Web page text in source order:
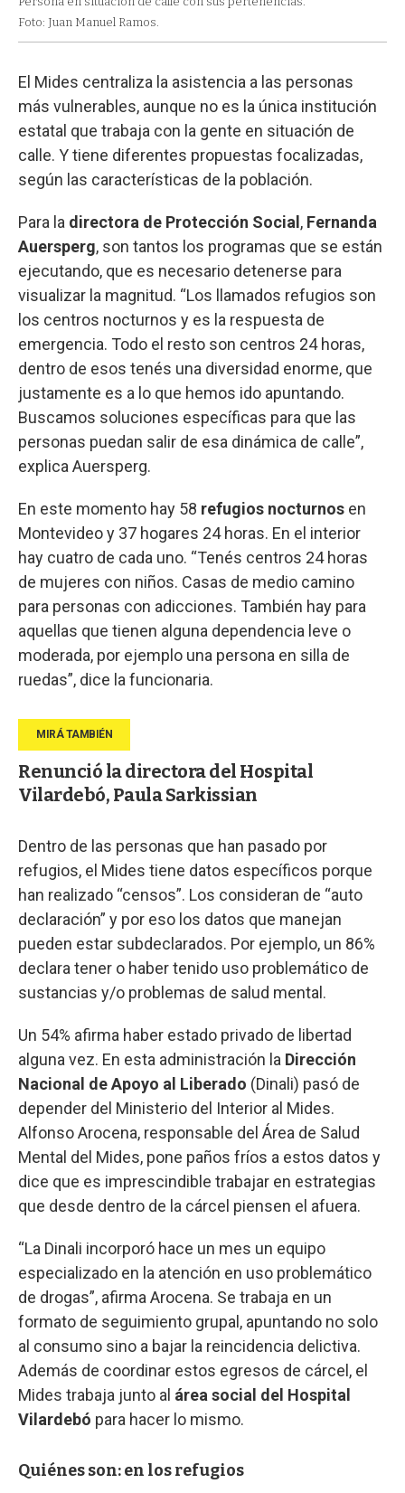
Foto: Juan Manuel Ramos.
El Mides centraliza la asistencia a las personas
más vulnerables, aunque no es la única institución
estatal que trabaja con la gente en situación de
calle. Y tiene diferentes propuestas focalizadas,
según las características de la población.
Para la directora de Protección Social, Fernanda
Auersperg, son tantos los programas que se están
ejecutando, que es necesario detenerse para
visualizar la magnitud. “Los llamados refugios son
los centros nocturnos y es la respuesta de
emergencia. Todo el resto son centros 24 horas,
dentro de esos tenés una diversidad enorme, que
justamente es a lo que hemos ido apuntando.
Buscamos soluciones específicas para que las
personas puedan salir de esa dinámica de calle”,
explica Auersperg.
En este momento hay 58 refugios nocturnos en
Montevideo y 37 hogares 24 horas. En el interior
hay cuatro de cada uno. “Tenés centros 24 horas
de mujeres con niños. Casas de medio camino
para personas con adicciones. También hay para
aquellas que tienen alguna dependencia leve o
moderada, por ejemplo una persona en silla de
ruedas”, dice la funcionaria.
Renunció la directora del Hospital
Vilardebó, Paula Sarkissian
Dentro de las personas que han pasado por
refugios, el Mides tiene datos específicos porque
han realizado “censos”. Los consideran de “auto
declaración” y por eso los datos que manejan
pueden estar subdeclarados. Por ejemplo, un 86%
declara tener o haber tenido uso problemático de
sustancias y/o problemas de salud mental.
Un 54% afirma haber estado privado de libertad
alguna vez. En esta administración la Dirección
Nacional de Apoyo al Liberado (Dinali) pasó de
depender del Ministerio del Interior al Mides.
Alfonso Arocena, responsable del Área de Salud
Mental del Mides, pone paños fríos a estos datos y
dice que es imprescindible trabajar en estrategias
que desde dentro de la cárcel piensen el afuera.
“La Dinali incorporó hace un mes un equipo
especializado en la atención en uso problemático
de drogas”, afirma Arocena. Se trabaja en un
formato de seguimiento grupal, apuntando no solo
al consumo sino a bajar la reincidencia delictiva.
Además de coordinar estos egresos de cárcel, el
Mides trabaja junto al área social del Hospital
Vilardebó para hacer lo mismo.
Quiénes son: en los refugios